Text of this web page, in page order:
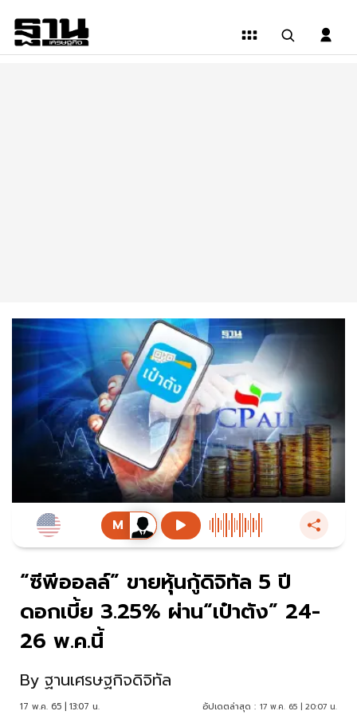
“ซีพีออลล์” ขายหุ้นกู้ดิจิทัล 5 ปี
ดอกเบี้ย 3.25% ผ่าน“เป๋าตัง” 24-
26 พ.ค.นี้
By ฐานเศรษฐกิจดิจิทัล
17 พ.ค. 65 | 13:07 น. อัปเดตล่าสุด : 17 พ.ค. 65 | 20:07 น.